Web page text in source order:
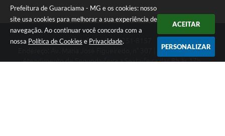
Prefeitura de Guaraciama - MG e os cookies: nosso
site usa cookies para melhorar a sua experiência de
navegação. Ao continuar você concorda com a
nossa Política de Cookies e Privacidade.
ACEITAR
PERSONALIZAR
Telefone: (38) 3251-8157
Endereço: Av. Maria José Figueiredo, n° 307 | CEP: 39397-000
Atendimento de Segunda-feira a Sexta-feira das 8h às 17h.